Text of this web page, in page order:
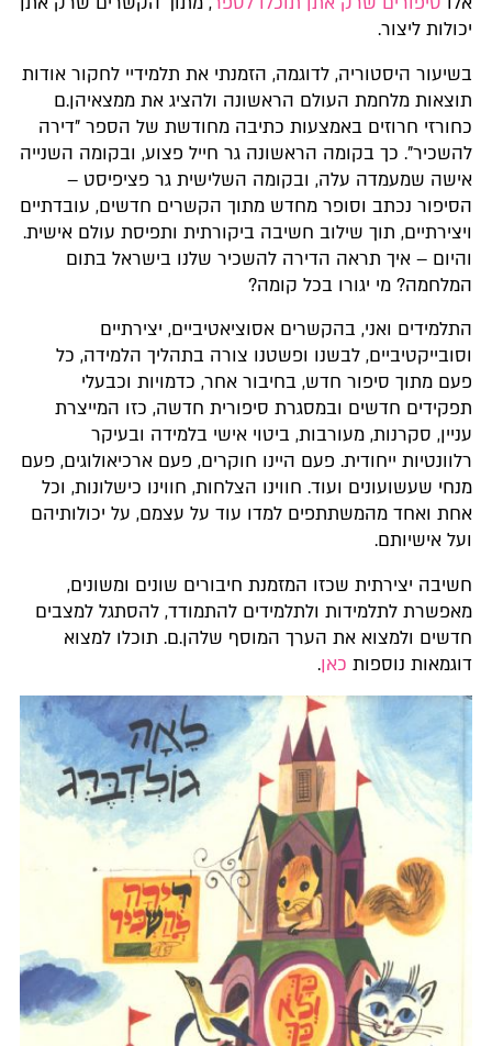
יכולות ליצור.
בשיעור היסטוריה, לדוגמה, הזמנתי את תלמידיי לחקור אודות
תוצאות מלחמת העולם הראשונה ולהציג את ממצאיהן.ם
כחורזי חרוזים באמצעות כתיבה מחודשת של הספר "דירה
להשכיר". כך בקומה הראשונה גר חייל פצוע, ובקומה השנייה
אישה שמעמדה עלה, ובקומה השלישית גר פציפיסט –
הסיפור נכתב וסופר מחדש מתוך הקשרים חדשים, עובדתיים
ויצירתיים, תוך שילוב חשיבה ביקורתית ותפיסת עולם אישית.
והיום – איך תראה הדירה להשכיר שלנו בישראל בתום
המלחמה? מי יגורו בכל קומה?
התלמידים ואני, בהקשרים אסוציאטיביים, יצירתיים
וסובייקטיביים, לבשנו ופשטנו צורה בתהליך הלמידה, כל
פעם מתוך סיפור חדש, בחיבור אחר, כדמויות וכבעלי
תפקידים חדשים ובמסגרת סיפורית חדשה, כזו המייצרת
עניין, סקרנות, מעורבות, ביטוי אישי בלמידה ובעיקר
רלוונטיות ייחודית. פעם היינו חוקרים, פעם ארכיאולוגים, פעם
מנחי שעשועונים ועוד. חווינו הצלחות, חווינו כישלונות, וכל
אחת ואחד מהמשתתפים למדו עוד על עצמם, על יכולותיהם
ועל אישיותם.
חשיבה יצירתית שכזו המזמנת חיבורים שונים ומשונים,
מאפשרת לתלמידות ולתלמידים להתמודד, להסתגל למצבים
חדשים ולמצוא את הערך המוסף שלהן.ם. תוכלו למצוא
דוגמאות נוספות כאן.